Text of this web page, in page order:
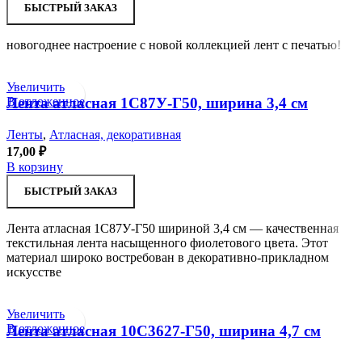
БЫСТРЫЙ ЗАКАЗ
новогоднее настроение с новой коллекцией лент с печатью!
Увеличить
В отложенное
Лента атласная 1С87У-Г50, ширина 3,4 см
Ленты, Атласная, декоративная
17,00 ₽
В корзину
БЫСТРЫЙ ЗАКАЗ
Лента атласная 1С87У-Г50 шириной 3,4 см — качественная
текстильная лента насыщенного фиолетового цвета. Этот
материал широко востребован в декоративно-прикладном
искусстве
Увеличить
В отложенное
Лента атласная 10С3627-Г50, ширина 4,7 см